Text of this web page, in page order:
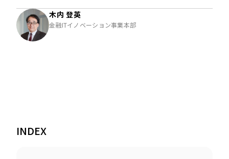
木内 登英
金融ITイノベーション事業本部
INDEX